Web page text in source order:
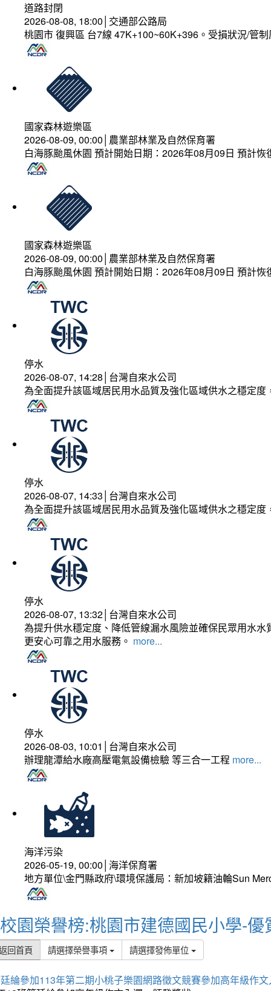
道路封閉
2026-08-08, 18:00│交通部公路局
桃園市 復興區 台7線 47K+100~60K+396。受損狀況/管
國家森林遊樂區
2026-08-09, 00:00│農業部林業及自然保育署
白海豚颱風休園 預計開始日期：2026年08月09日 預計
國家森林遊樂區
2026-08-09, 00:00│農業部林業及自然保育署
白海豚颱風休園 預計開始日期：2026年08月09日 預計
停水
2026-08-07, 14:28│台灣自來水公司
為全面提升該區域居民用水品質及強化區域供水之穩定
停水
2026-08-07, 14:33│台灣自來水公司
為全面提升該區域居民用水品質及強化區域供水之穩定
停水
2026-08-07, 13:32│台灣自來水公司
為提升供水穩定度、降低管線漏水風險並確保民眾用水
更安心可靠之用水服務。 more...
停水
2026-08-03, 10:01│台灣自來水公司
辦理龍潭給水廠高壓電氣設備檢驗 等三合一工程 more...
海洋污染
2026-05-19, 00:00│海洋保育署
地方單位\金門縣政府\環境保護局：新加坡籍油輪Sun
校園榮譽榜:桃園市建德國民小學-優
回首頁 請選擇榮譽事項 請選擇發佈單位
綸參加113年第二期小桃子樂園網路徵文競賽參加高年級作